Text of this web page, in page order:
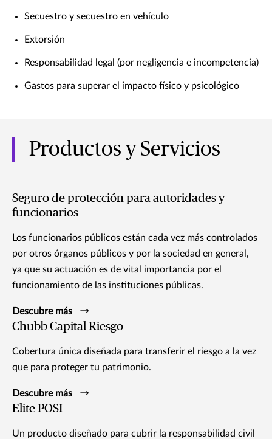
Secuestro y secuestro en vehículo
Extorsión
Responsabilidad legal (por negligencia e incompetencia)
Gastos para superar el impacto físico y psicológico
Productos y Servicios
Seguro de protección para autoridades y
funcionarios
Los funcionarios públicos están cada vez más controlados
por otros órganos públicos y por la sociedad en general,
ya que su actuación es de vital importancia por el
funcionamiento de las instituciones públicas.
Descubre más
Chubb Capital Riesgo
Cobertura única diseñada para transferir el riesgo a la vez
que para proteger tu patrimonio.
Descubre más
Elite POSI
Un producto diseñado para cubrir la responsabilidad civil